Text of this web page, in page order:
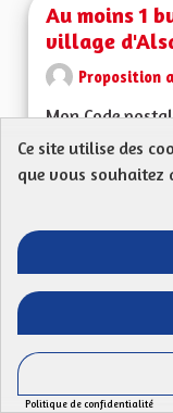
Au moins 1
village
Proposition
Mon Code
proposition : Au
chaque...
CRÉÉ LE
Ce site utilise des
que vous souhaitez
Politique de confidentialité